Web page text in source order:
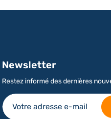
Newsletter
Restez informé des dernières